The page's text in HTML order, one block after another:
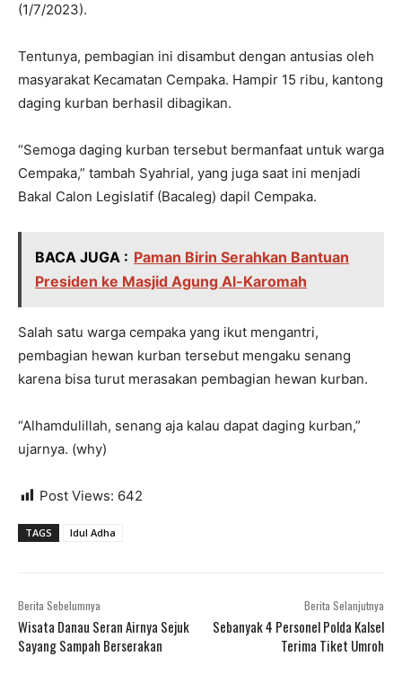
(1/7/2023).
Tentunya, pembagian ini disambut dengan antusias oleh
masyarakat Kecamatan Cempaka. Hampir 15 ribu, kantong
daging kurban berhasil dibagikan.
“Semoga daging kurban tersebut bermanfaat untuk warga
Cempaka,” tambah Syahrial, yang juga saat ini menjadi
Bakal Calon Legislatif (Bacaleg) dapil Cempaka.
BACA JUGA : Paman Birin Serahkan Bantuan
Presiden ke Masjid Agung Al-Karomah
Salah satu warga cempaka yang ikut mengantri,
pembagian hewan kurban tersebut mengaku senang
karena bisa turut merasakan pembagian hewan kurban.
“Alhamdulillah, senang aja kalau dapat daging kurban,”
ujarnya. (why)
Post Views: 642
TAGS Idul Adha
Berita Sebelumnya
Wisata Danau Seran Airnya Sejuk
Sayang Sampah Berserakan
Berita Selanjutnya
Sebanyak 4 Personel Polda Kalsel
Terima Tiket Umroh